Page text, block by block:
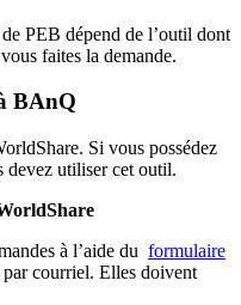
PEB dépend de l’outil dont
faites la demande.
BAnQ
Si vous possédez
devez utiliser cet outil.
à l’aide du formulaire
courriel. Elles doivent